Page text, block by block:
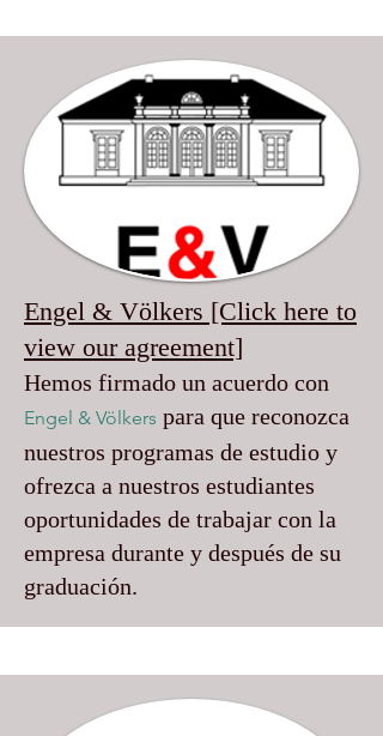
Engel & Völkers [Click here to
view our agreement]
Hemos firmado un acuerdo con
Engel & Völkers para que reconozca
nuestros programas de estudio y
ofrezca a nuestros estudiantes
oportunidades de trabajar con la
empresa durante y después de su
graduación.